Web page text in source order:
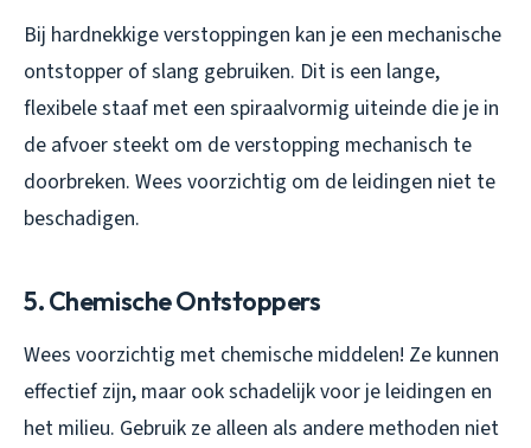
Bij hardnekkige verstoppingen kan je een mechanische
ontstopper of slang gebruiken. Dit is een lange,
flexibele staaf met een spiraalvormig uiteinde die je in
de afvoer steekt om de verstopping mechanisch te
doorbreken. Wees voorzichtig om de leidingen niet te
beschadigen.
5. Chemische Ontstoppers
Wees voorzichtig met chemische middelen! Ze kunnen
effectief zijn, maar ook schadelijk voor je leidingen en
het milieu. Gebruik ze alleen als andere methoden niet